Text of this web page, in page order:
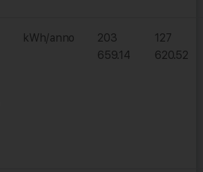
kWh/anno
203
659.14
127
620.52